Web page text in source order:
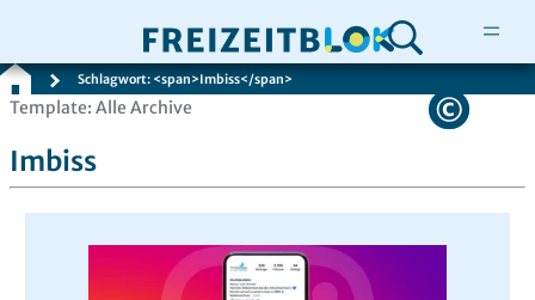
Zum
springen
Schlagwort: <span>Imbiss</span>
Template: Alle Archive
Imbiss